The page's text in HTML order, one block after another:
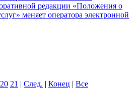
редакции «Положения о
меняет оператора электронной
20 21 | След. | Конец | Все